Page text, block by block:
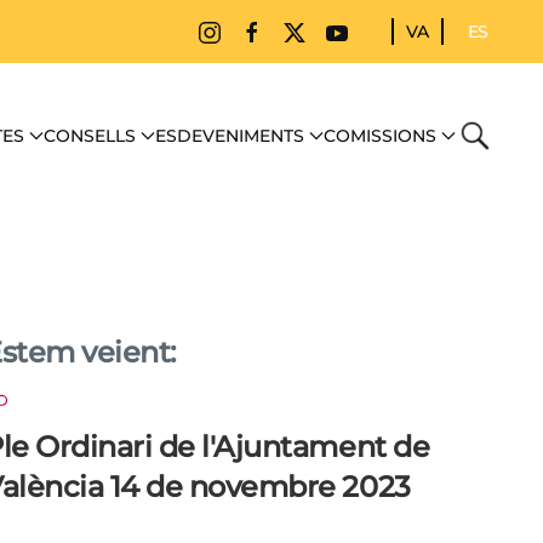
ES
VA
CONSELLS ESDEVENIMENTS COMISSIONS CERCA
veient:
Ordinari de l'Ajuntament de
14 de novembre 2023